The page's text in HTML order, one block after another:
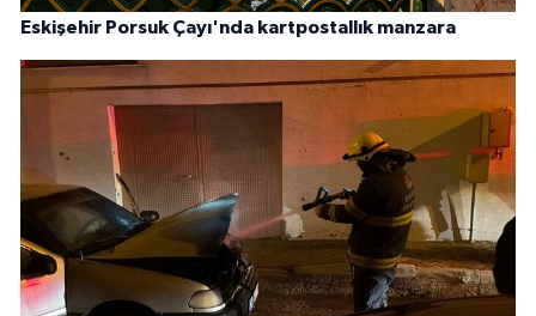
Eskişehir Porsuk Çayı'nda kartpostallık manzara